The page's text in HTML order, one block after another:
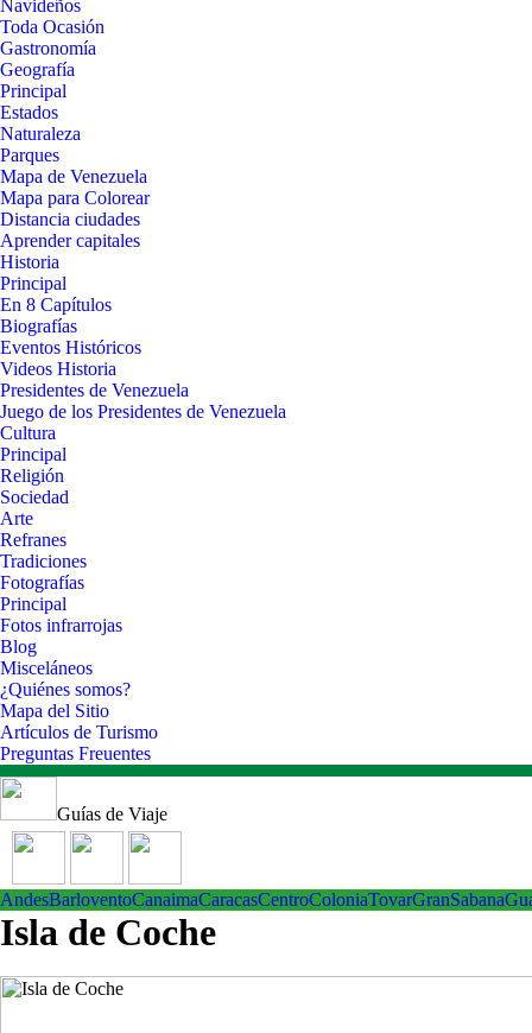
Navideños
Toda Ocasión
Gastronomía
Geografía
Principal
Estados
Naturaleza
Parques
Mapa de Venezuela
Mapa para Colorear
Distancia ciudades
Aprender capitales
Historia
Principal
En 8 Capítulos
Biografías
Eventos Históricos
Videos Historia
Presidentes de Venezuela
Juego de los Presidentes de Venezuela
Cultura
Principal
Religión
Sociedad
Arte
Refranes
Tradiciones
Fotografías
Principal
Fotos infrarrojas
Blog
Misceláneos
¿Quiénes somos?
Mapa del Sitio
Artículos de Turismo
Preguntas Freuentes
Guías de Viaje
AndesBarloventoCanaimaCaracasCentroColoniaTovarGranSabana
Isla de Coche